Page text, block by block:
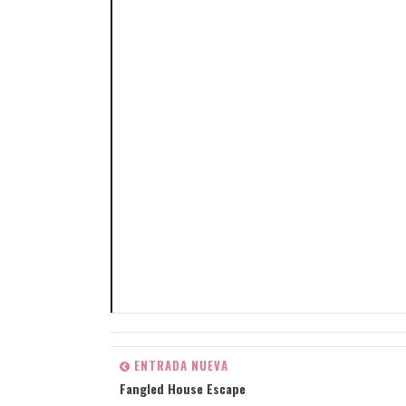
ENTRADA NUEVA
Fangled House Escape